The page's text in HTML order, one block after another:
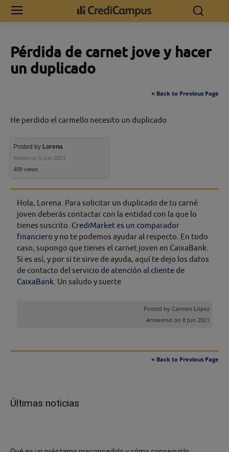
Inicio Pérdida de carnet jove y hacer un duplicado
Pérdida de carnet jove y hacer
un duplicado
« Back to Previous Page
He perdido el carmello necesito un duplicado
Posted by Lorena
Asked on 8 Jun 2021
409 views
Hola, Lorena. Para solicitar un duplicado de tu carné
joven deberás contactar con la entidad con la que lo
tienes suscrito. CrediMarket es un comparador
financiero y no te podemos ayudar al respecto. En todo
caso, supongo que tienes el carnet joven en CaixaBank.
Si es así, y por si te sirve de ayuda, aquí te dejo los datos
de contacto del servicio de atención al cliente de
CaixaBank . Un saludo y suerte
Posted by Carmen López
Answered on 8 Jun 2021
« Back to Previous Page
Últimas noticias